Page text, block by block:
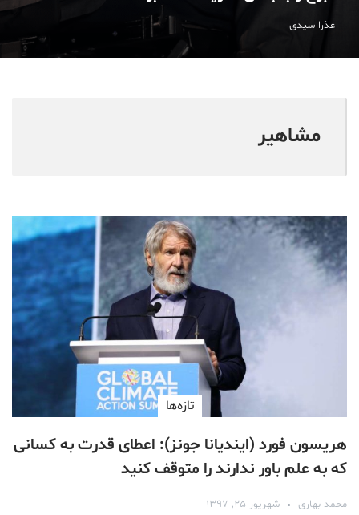
عذرا سیدی
مشاهیر
تازه‌ها
هریسون فورد (ایندیانا جونز): اعطای قدرت به کسانی
که به علم باور ندارند را متوقف کنید
محمد بهاری شهریور ۲۵, ۱۳۹۷